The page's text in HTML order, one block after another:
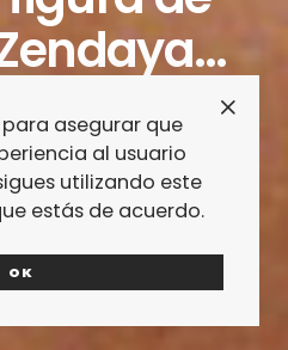
REDACCIÓN
asegurar que
al usuario
utilizando este
estás de acuerdo.
OK